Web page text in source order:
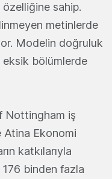
sahip.
metinlerde
Modelin doğruluk
eksik bölümlerde
Nottingham iş
Ekonomi
katkılarıyla
176 binden fazla